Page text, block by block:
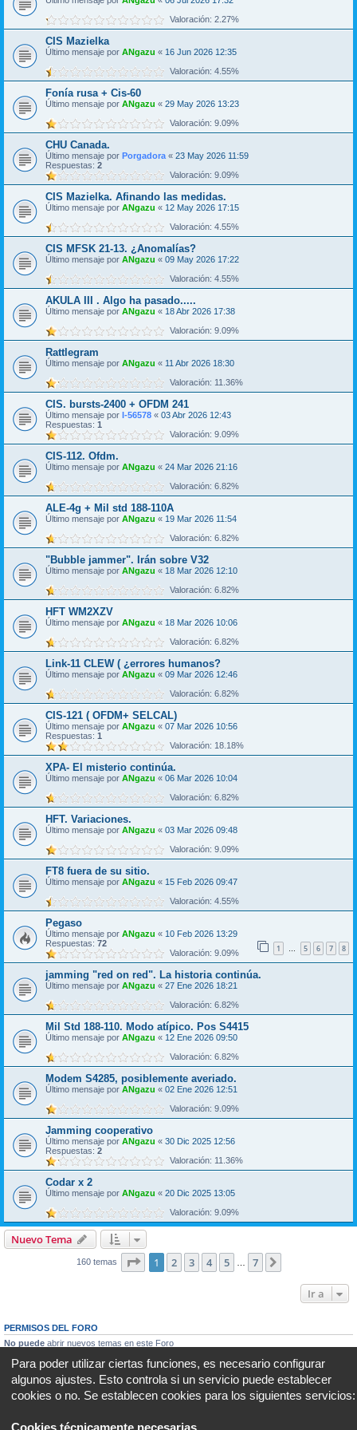
Valoración: 2.27%
CIS Mazielka
Último mensaje por ANgazu « 16 Jun 2026 12:35
Valoración: 4.55%
Fonía rusa + Cis-60
Último mensaje por ANgazu « 29 May 2026 13:23
Valoración: 9.09%
CHU Canada.
Último mensaje por Porgadora « 23 May 2026 11:59
Respuestas: 2
Valoración: 9.09%
CIS Mazielka. Afinando las medidas.
Último mensaje por ANgazu « 12 May 2026 17:15
Valoración: 4.55%
CIS MFSK 21-13. ¿Anomalías?
Último mensaje por ANgazu « 09 May 2026 17:22
Valoración: 4.55%
AKULA III . Algo ha pasado.....
Último mensaje por ANgazu « 18 Abr 2026 17:38
Valoración: 9.09%
Rattlegram
Último mensaje por ANgazu « 11 Abr 2026 18:30
Valoración: 11.36%
CIS. bursts-2400 + OFDM 241
Último mensaje por I-56578 « 03 Abr 2026 12:43
Respuestas: 1
Valoración: 9.09%
CIS-112. Ofdm.
Último mensaje por ANgazu « 24 Mar 2026 21:16
Valoración: 6.82%
ALE-4g + Mil std 188-110A
Último mensaje por ANgazu « 19 Mar 2026 11:54
Valoración: 6.82%
"Bubble jammer". Irán sobre V32
Último mensaje por ANgazu « 18 Mar 2026 12:10
Valoración: 6.82%
HFT WM2XZV
Último mensaje por ANgazu « 18 Mar 2026 10:06
Valoración: 6.82%
Link-11 CLEW ( ¿errores humanos?
Último mensaje por ANgazu « 09 Mar 2026 12:46
Valoración: 6.82%
CIS-121 ( OFDM+ SELCAL)
Último mensaje por ANgazu « 07 Mar 2026 10:56
Respuestas: 1
Valoración: 18.18%
XPA- El misterio continúa.
Último mensaje por ANgazu « 06 Mar 2026 10:04
Valoración: 6.82%
HFT. Variaciones.
Último mensaje por ANgazu « 03 Mar 2026 09:48
Valoración: 9.09%
FT8 fuera de su sitio.
Último mensaje por ANgazu « 15 Feb 2026 09:47
Valoración: 4.55%
Pegaso
Último mensaje por ANgazu « 10 Feb 2026 13:29
Respuestas: 72 1 … 5 6 7 8
Valoración: 9.09%
jamming "red on red". La historia continúa.
Último mensaje por ANgazu « 27 Ene 2026 18:21
Valoración: 6.82%
Mil Std 188-110. Modo atípico. Pos S4415
Último mensaje por ANgazu « 12 Ene 2026 09:50
Valoración: 6.82%
Modem S4285, posiblemente averiado.
Último mensaje por ANgazu « 02 Ene 2026 12:51
Valoración: 9.09%
Jamming cooperativo
Último mensaje por ANgazu « 30 Dic 2025 12:56
Respuestas: 2
Valoración: 11.36%
Codar x 2
Último mensaje por ANgazu « 20 Dic 2025 13:05
Valoración: 9.09%
Nuevo Tema
160 temas Página de
1 2 3 4 5 7
Ir a
PERMISOS DEL FORO
No puede abrir nuevos temas en este Foro
No puedeeditar sus mensajes en este Foro
No puedeborrar sus mensajes en este Foro
No puede
enviar adjuntos en este Foro
Para poder utilizar ciertas funciones, es necesario configurar
algunos ajustes. Esto controla si un servicio puede establecer
cookies o no. Se establecen cookies para los siguientes servicios: